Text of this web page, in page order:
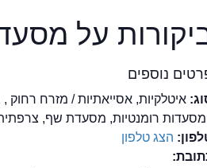
על
נוספים
איטלקיות, אסייאתיות / מזרח רחוק
מסעדות רומנטיות, מסעדת שף,
הצג טלפון